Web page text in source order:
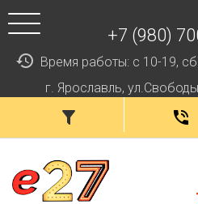
+7 (980)
Время работы: с 10-19,
г. Ярославль,